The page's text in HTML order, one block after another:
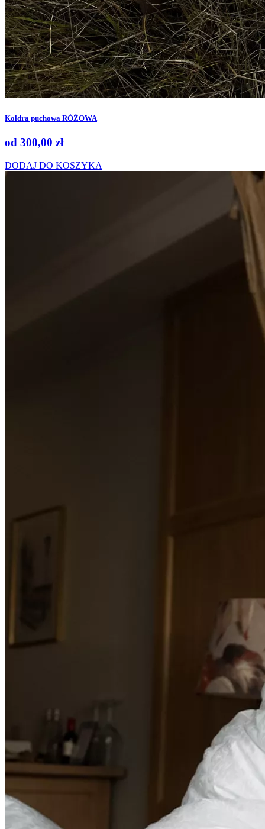
Kołdra puchowa RÓŻOWA
od 300,00 zł
DODAJ DO KOSZYKA